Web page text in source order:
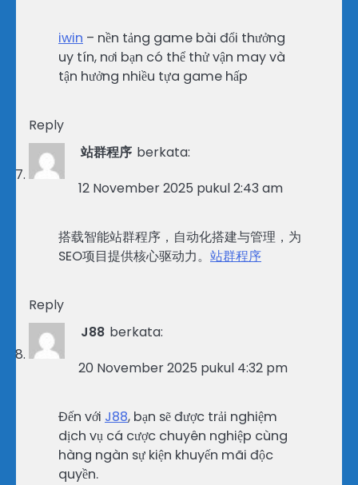
iwin – nền tảng game bài đổi thưởng
uy tín, nơi bạn có thể thử vận may và
tận hưởng nhiều tựa game hấp
Reply
站群程序 berkata:
12 November 2025 pukul 2:43 am
搭载智能站群程序，自动化搭建与管理，为
SEO项目提供核心驱动力。 站群程序
Reply
J88 berkata:
20 November 2025 pukul 4:32 pm
Đến với J88, bạn sẽ được trải nghiệm
dịch vụ cá cược chuyên nghiệp cùng
hàng ngàn sự kiện khuyến mãi độc
quyền.